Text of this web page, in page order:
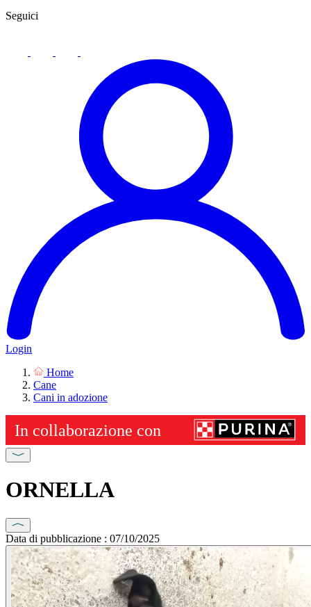
Seguici
Login
Home
Cane
Cani in adozione
ORNELLA
Data di pubblicazione : 07/10/2025